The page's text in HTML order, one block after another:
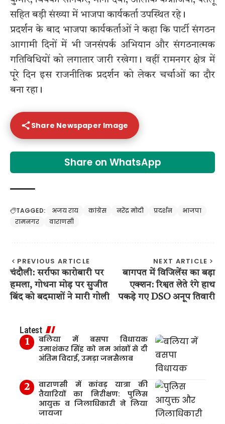
सहित बड़ी संख्या में भाजपा कार्यकर्ता उपस्थित रहे।
प्रदर्शन के बाद भाजपा कार्यकर्ताओं ने कहा कि पार्टी संगठन
आगामी दिनों में भी जनसंपर्क अभियान और संगठनात्मक
गतिविधियों को लगातार जारी रखेगा। वहीं रामनगर क्षेत्र में
पूरे दिन इस राजनीतिक प्रदर्शन को लेकर चर्चाओं का दौर
बना रहा।
Share Newspaper Image
Share on WhatsApp
TAGGED: अजय राय कांग्रेस नरेंद्र मोदी प्रदर्शन
भाजपा
रामनगर
वाराणसी
PREVIOUS ARTICLE
चंदौली: सर्राफा कारोबारी पर
हमला, गोधना मोड़ पर सुजीत
बिंद को बदमाशों ने मारी गोली
NEXT ARTICLE
बागपत में विजिलेंस का बड़ा
एक्शन: रिश्वत लेते रंगे हाथ
पकड़े गए DSO अनूप तिवारी
Latest
बलिया में बसपा विधायक
उमाशंकर सिंह को नम आंखों से दी
अंतिम विदाई, उमड़ा जनसैलाब
वाराणसी में कांवड़ यात्रा की
तैयारियों का निरीक्षण: पुलिस
आयुक्त व जिलाधिकारी ने लिया
जायजा